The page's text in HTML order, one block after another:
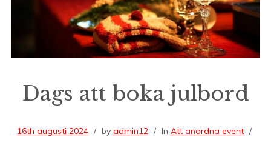
Dags att boka julbord
16th augusti 2024 by admin12 In Att anordna event